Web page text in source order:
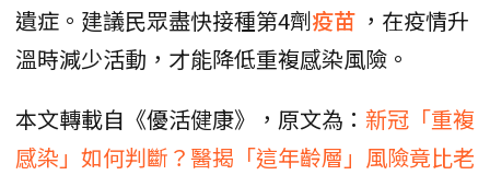
遺症。建議民眾盡快接種第4劑疫苗 ，在疫情升
溫時減少活動，才能降低重複感染風險。
本文轉載自《優活健康》，原文為： 新冠「重複
感染」如何判斷？醫揭「這年齡層」風險竟比老